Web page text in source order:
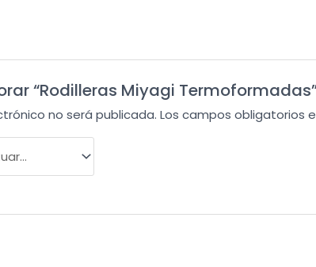
“Rodilleras Miyagi
no será publicada. Los campos obligatorios